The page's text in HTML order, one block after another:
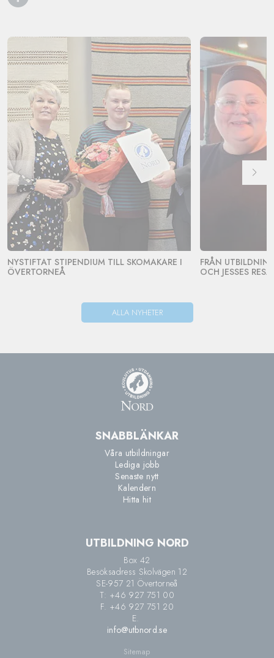
NYSTIFTAT STIPENDIUM TILL SKOMAKARE I
ÖVERTORNEÅ
FRÅN
OCH JESSES RESA.
ALLA NYHETER
SNABBLÄNKAR
Våra utbildningar
Lediga jobb
Senaste nytt
Kalendern
Hitta hit
UTBILDNING NORD
Box 42
Besöksadress Skolvägen 12
SE-957 21 Övertorneå
T: +46 927 751 00
F. +46 927 751 20
E.
info@utbnord.se
Sitemap